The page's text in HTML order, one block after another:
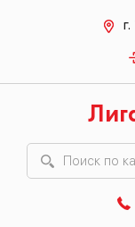
г.